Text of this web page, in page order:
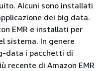
Alcuni sono installati
dei big data.
EMR e installati per
sistema. In genere
data i pacchetti di
recente di Amazon EMR